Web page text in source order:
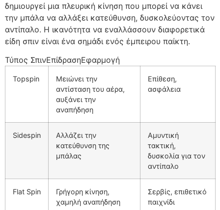
δημιουργεί μια πλευρική κίνηση που μπορεί να κάνει
την μπάλα να αλλάξει κατεύθυνση, δυσκολεύοντας τον
αντίπαλο. Η ικανότητα να εναλλάσσουν διαφορετικά
είδη σπιν είναι ένα σημάδι ενός έμπειρου παίκτη.
Τύπος ΣπινΕπίδρασηΕφαρμογή
Topspin
Μειώνει την
αντίσταση του αέρα,
αυξάνει την
αναπήδηση
Επίθεση,
ασφάλεια
Sidespin
Αλλάζει την
κατεύθυνση της
μπάλας
Αμυντική
τακτική,
δυσκολία για τον
αντίπαλο
Flat Spin
Γρήγορη κίνηση,
χαμηλή αναπήδηση
Σερβίς, επιθετικό
παιχνίδι